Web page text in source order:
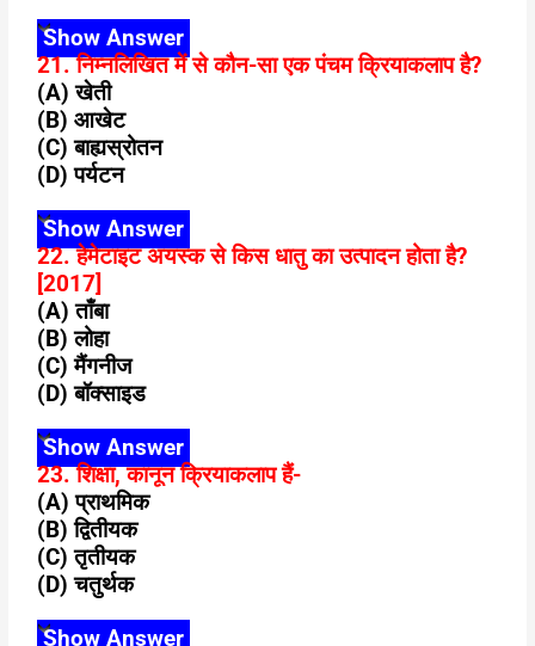
Show Answer
21. निम्नलिखित में से कौन-सा एक पंचम क्रियाकलाप है?
(A) खेती
(B) आखेट
(C) बाह्यस्रोतन
(D) पर्यटन
Show Answer
22. हेमेटाइट अयस्क से किस धातु का उत्पादन होता है?
[2017]
(A) ताँबा
(B) लोहा
(C) मैंगनीज
(D) बॉक्साइड
Show Answer
23. शिक्षा, कानून क्रियाकलाप हैं-
(A) प्राथमिक
(B) द्वितीयक
(C) तृतीयक
(D) चतुर्थक
Show Answer